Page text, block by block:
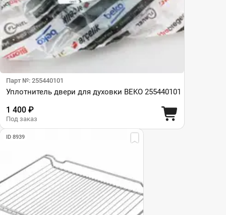
Парт №: 255440101
Уплотнитель двери для духовки BEKO 255440101
1 400 ₽
Под заказ
ID 8939